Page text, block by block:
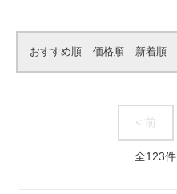
おすすめ順 価格順 新着順
< 前
全123件